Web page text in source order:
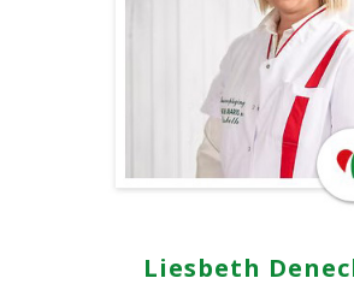
Liesbeth